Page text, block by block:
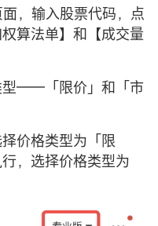
，输入股票代码，点
算法单】和【成交量
型——「限价」和「市
价格类型为「限
，选择价格类型为